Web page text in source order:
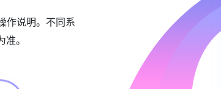
作说明。不同系
。